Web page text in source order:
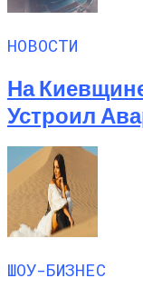
НОВОСТИ
На
Устроил
ШОУ-БИЗНЕС